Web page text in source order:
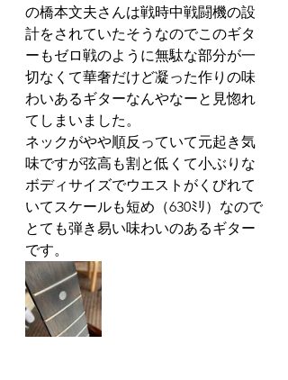
の橋本文夫さんは戦時中戦闘機の設
計をされていたそうなのでこのギタ
ーもゼロ戦のように無駄な部分が一
切なくて華奢だけど凝った作りの味
わいあるギターなんやなーと見惚れ
てしまいました。
ネックがやや順反っていて元起き気
味ですが弦高も割と低くて小ぶりな
ボディサイズでウエストがくびれて
いてスケールも短め（630ﾐﾘ）なので
とても弾き易い味わいのあるギター
です。